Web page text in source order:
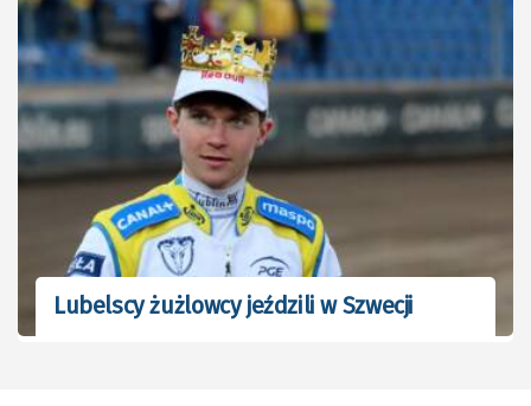
Lubelscy żużlowcy jeździli w Szwecji